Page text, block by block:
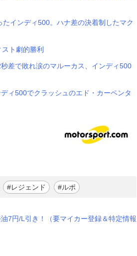
インディ500。ハナ差の決着制したマク
ト劇的勝利
差で敗れ涙のマルーカス、インディ500
ィ500でクラッシュのエド・カーペンタ
#レジェンド #ルポ
7円/L引き！（要マイカー登録＆特定情報